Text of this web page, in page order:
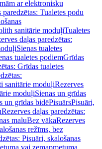
ar elektronisku
paredzētas: Tualetes podu
sanitārie moduļiTualetes
daļas paredzētas:
Sienas tualetes
tualetes podiemGrīdas
Grīdas tualetes
sanitārie moduļiRezerves
moduļiSienas un grīdas
un grīdas bidēPisuārsPisuāri,
Rezerves daļas paredzētas:
maluBez vākaRezerves
režīms, bez
Pisuāri, skalošanas
vai zemapmetuma